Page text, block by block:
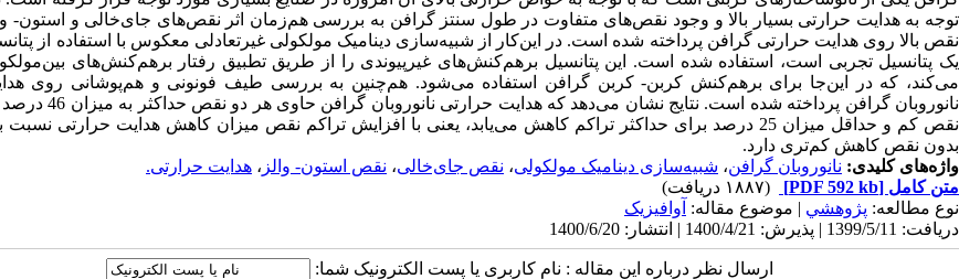
توجه به هدایت حرارتی بسیار بالا و وجود نقص‌های متفاوت در طول سنتز گرافن به بررسی هم‌زمان اثر نقص‌های جای‌خالی و استون-
نقص بالا روی هدایت حرارتی گرافن پرداخته شده است. در این‌کار از شبیه‌سازی دینامیک مولکولی غیر‌تعادلی معکوس با استفاده از
یک پتانسیل تجربی است، استفاده شده است. این پتانسیل بر‌هم‌کنش‌های غیر‌پیوندی را از طریق تطبیق رفتار بر‌هم‌کنش‌های
می‌کند، که در این‌جا برای برهم‌کنش کربن- کربن گرافن استفاده می‌شود. هم‌چنین به بررسی طیف فونونی و هم‌پوشانی روی
نانو‌روبان گرافن پرداخته شده است. نتایج نشان
نقص کم و حداقل میزان 25 درصد برای حداکثر تراکم کاهش می‌یابد، یعنی با افزایش تراکم نقص میزان کاهش هدایت حرارتی نسبت
بدون نقص کاهش کم‌تری دارد.
واژه‌های کلیدی: نانو‌روبان گرافن، شبیه‌سازی دینامیک مولکولی، نقص جای‌خالی، نقص استون-‌ والز ، هدایت حرارتی.
متن کامل [PDF 592 kb]
(۱۸۸۷ دریافت)
نوع مطالعه: پژوهشي | موضوع مقاله: آوافیزیک
دریافت: 1399/5/11 | پذیرش: 1400/4/21 | انتشار: 1400/6/20
ارسال نظر درباره این مقاله : نام کاربری یا پست الکترونیک شما: